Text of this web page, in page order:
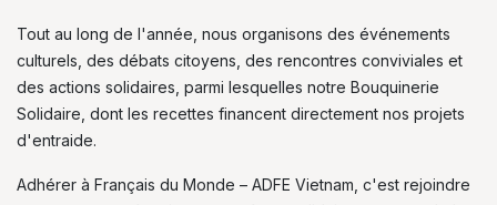
Tout au long de l'année, nous organisons des événements
culturels, des débats citoyens, des rencontres conviviales et
des actions solidaires, parmi lesquelles notre Bouquinerie
Solidaire, dont les recettes financent directement nos projets
d'entraide.
Adhérer à Français du Monde – ADFE Vietnam, c'est rejoindre